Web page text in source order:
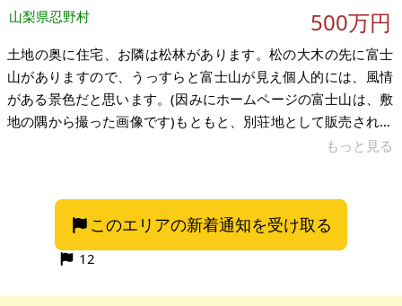
山梨県忍野村 500万円
土地の奥に住宅、お隣は松林があります。松の大木の先に富士
山がありますので、うっすらと富士山が見え個人的には、風情
がある景色だと思います。(因みにホームページの富士山は、敷
地の隅から撮った画像です)もともと、別荘地として販売されて
いた土地ですが住宅も10件程点在しており、住環境はわるくな
やかな傾斜地ですので土地造成は、必要となります。 【物件概
要】※土地のみ案件です 場所：山梨県南都留郡忍野村忍草 土
地：289㎡（87.42坪） 建物：なし 構造： 現況： 希望価格：
もっと見る
このエリアの新着通知を受け取る
12